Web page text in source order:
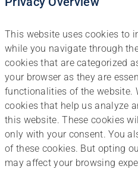
This website uses cookies to
while you navigate through
cookies that are categorized
your browser as they are
functionalities of the website.
cookies that help us analyze
this website. These cookies
only with your consent. You
of these cookies. But opting
may affect your browsing